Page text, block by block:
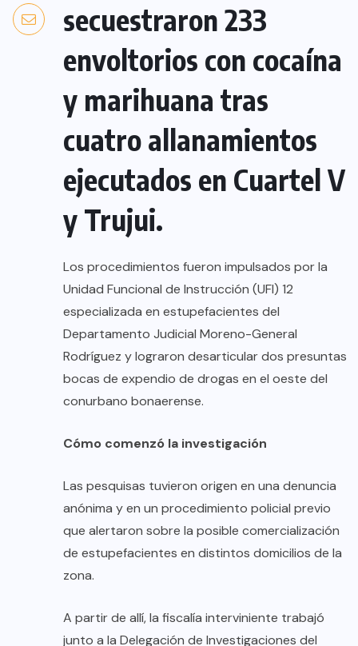
secuestraron 233
envoltorios con cocaína
y marihuana tras
cuatro allanamientos
ejecutados en Cuartel V
y Trujui.
Los procedimientos fueron impulsados por la
Unidad Funcional de Instrucción (UFI) 12
especializada en estupefacientes del
Departamento Judicial Moreno-General
Rodríguez y lograron desarticular dos presuntas
bocas de expendio de drogas en el oeste del
conurbano bonaerense.
Cómo comenzó la investigación
Las pesquisas tuvieron origen en una denuncia
anónima y en un procedimiento policial previo
que alertaron sobre la posible comercialización
de estupefacientes en distintos domicilios de la
zona.
A partir de allí, la fiscalía interviniente trabajó
junto a la Delegación de Investigaciones del